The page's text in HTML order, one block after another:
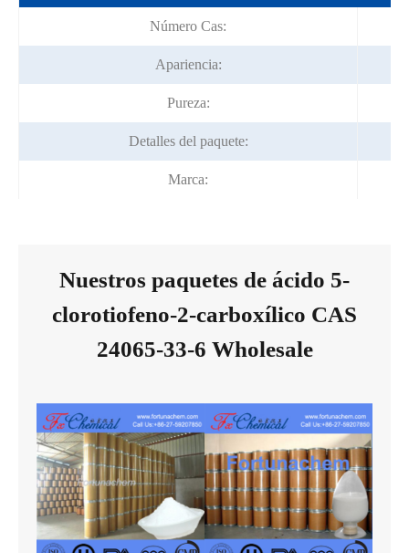
Número Cas:
Apariencia:
Pureza:
Detalles del paquete:
Marca:
Nuestros paquetes de ácido 5-
clorotiofeno-2-carboxílico CAS
24065-33-6 Wholesale